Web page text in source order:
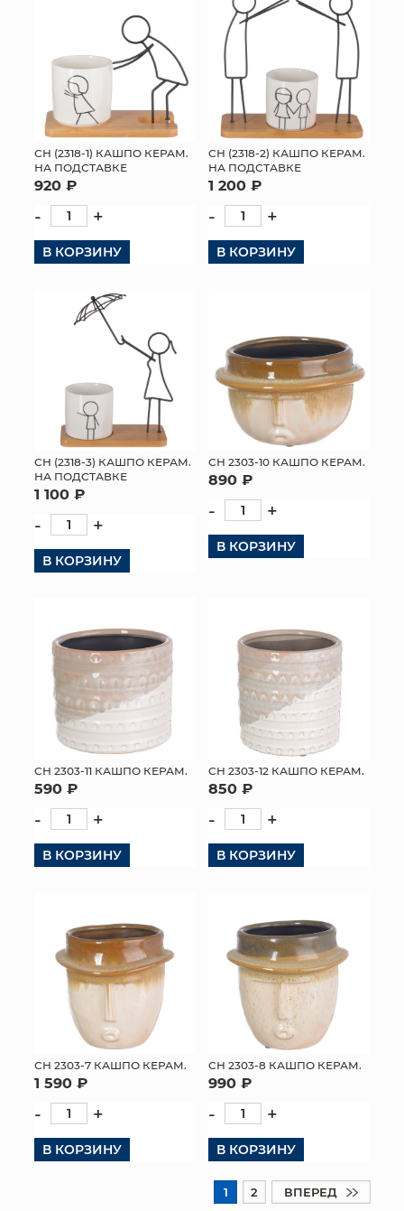
СН (2318-1) КАШПО КЕРАМ.
НА ПОДСТАВКЕ
920 ₽
- +
В КОРЗИНУ
СН (2318-2) КАШПО КЕРАМ.
НА ПОДСТАВКЕ
1 200 ₽
- +
В КОРЗИНУ
СН (2318-3) КАШПО КЕРАМ.
НА ПОДСТАВКЕ
1 100 ₽
- +
В КОРЗИНУ
СН 2303-10 КАШПО КЕРАМ.
890 ₽
- +
В КОРЗИНУ
СН 2303-11 КАШПО КЕРАМ.
590 ₽
- +
В КОРЗИНУ
СН 2303-12 КАШПО КЕРАМ.
850 ₽
- +
В КОРЗИНУ
СН 2303-7 КАШПО КЕРАМ.
1 590 ₽
- +
В КОРЗИНУ
СН 2303-8 КАШПО КЕРАМ.
990 ₽
- +
В КОРЗИНУ
1 2 ВПЕРЕД